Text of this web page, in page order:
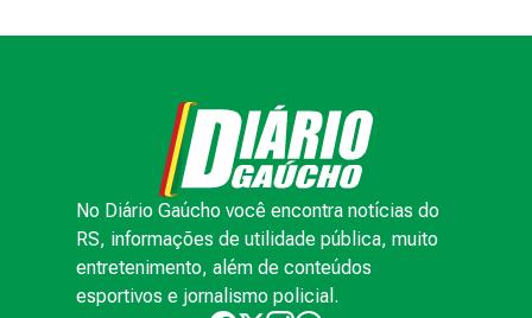
No Diário Gaúcho você encontra notícias do
RS, informações de utilidade pública, muito
entretenimento, além de conteúdos
esportivos e jornalismo policial.